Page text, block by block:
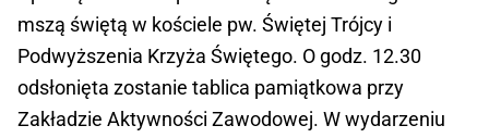
mszą świętą w kościele pw. Świętej Trójcy i
Podwyższenia Krzyża Świętego. O godz. 12.30
odsłonięta zostanie tablica pamiątkowa przy
Zakładzie Aktywności Zawodowej. W wydarzeniu